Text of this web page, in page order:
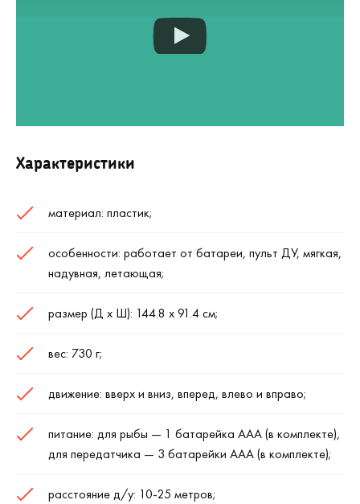
Характеристики
материал: пластик;
особенности: работает от батареи, пульт ДУ, мягкая,
надувная, летающая;
размер (Д х Ш): 144.8 x 91.4 см;
вес: 730 г;
движение: вверх и вниз, вперед, влево и вправо;
питание: для рыбы — 1 батарейка ААА (в комплекте),
для передатчика — 3 батарейки ААА (в комплекте);
расстояние д/у: 10-25 метров;